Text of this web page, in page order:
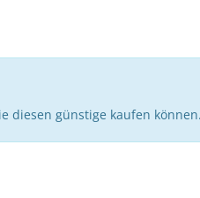
diesen günstige kaufen